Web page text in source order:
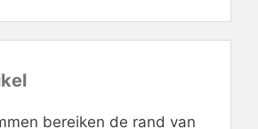
bereiken de rand van